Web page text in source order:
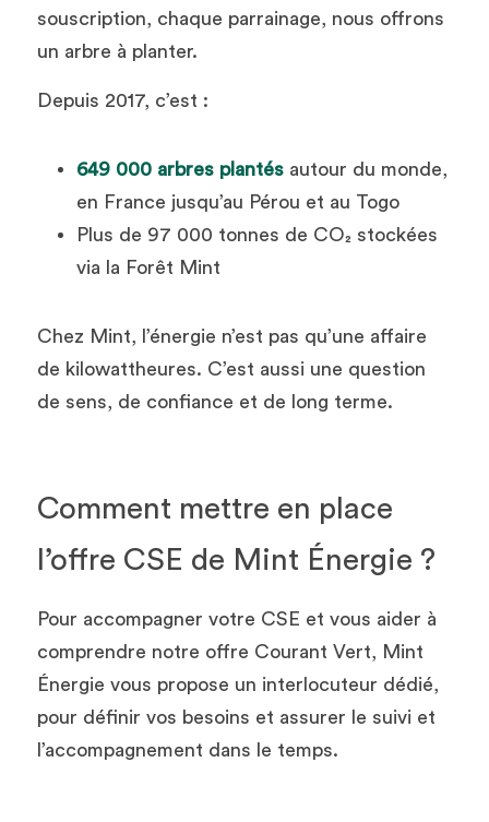
souscription, chaque parrainage, nous offrons
un arbre à planter.
Depuis 2017, c’est :
649 000 arbres plantés autour du monde,
en France jusqu’au Pérou et au Togo
Plus de 97 000 tonnes de CO₂ stockées
via la Forêt Mint
Chez Mint, l’énergie n’est pas qu’une affaire
de kilowattheures. C’est aussi une question
de sens, de confiance et de long terme.
Comment mettre en place
l’offre CSE de Mint Énergie ?
Pour accompagner votre CSE et vous aider à
comprendre notre offre Courant Vert, Mint
Énergie vous propose un interlocuteur dédié,
pour définir vos besoins et assurer le suivi et
l’accompagnement dans le temps.